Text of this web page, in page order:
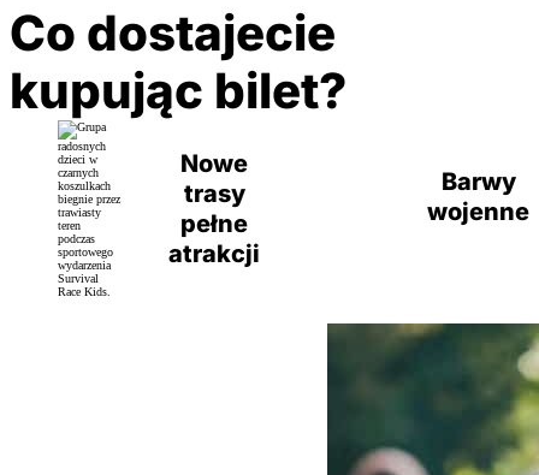
Co dostajecie
kupując bilet?
Nowe
trasy
pełne
atrakcji
Barwy
wojenne